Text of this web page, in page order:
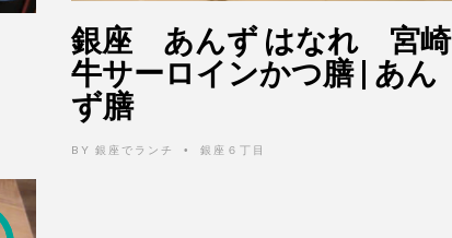
銀座 あんず はなれ 宮崎
牛サーロインかつ膳 | あん
ず膳
BY 銀座でランチ • 銀座６丁目